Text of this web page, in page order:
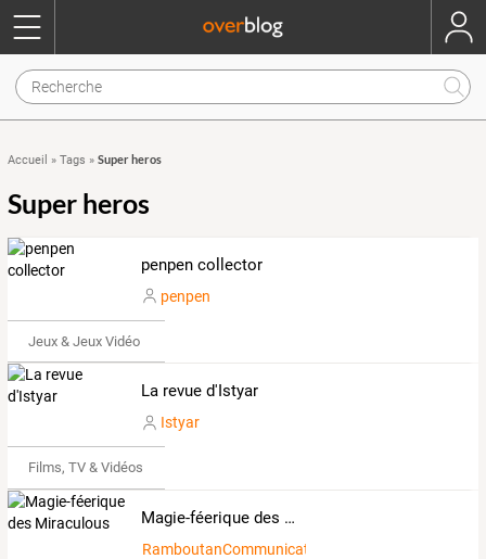
Accueil » Tags » Super heros
Super heros
penpen collector
penpen
Jeux & Jeux Vidéo
La revue d'Istyar
Istyar
Films, TV & Vidéos
Magie-féerique des Miraculous
RamboutanCommunicatif8061507